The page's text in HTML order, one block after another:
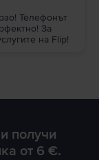
Телефонът
За
на Flip!
получи
от 6 €.